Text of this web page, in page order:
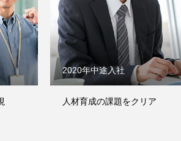
2020年中途入社
人材育成の課題をクリア